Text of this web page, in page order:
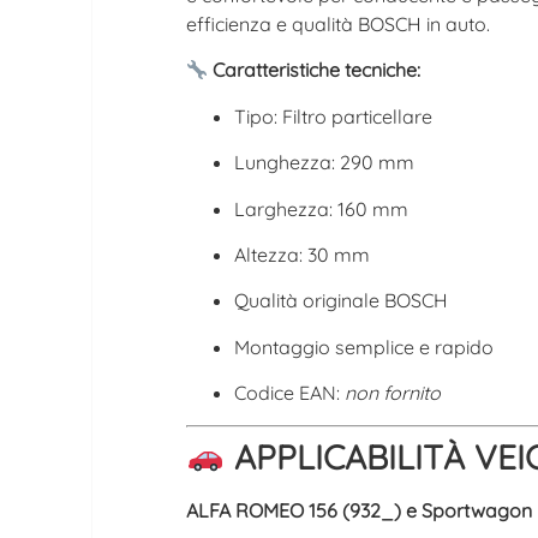
efficienza e qualità BOSCH in auto.
Caratteristiche tecniche:
Tipo: Filtro particellare
Lunghezza: 290 mm
Larghezza: 160 mm
Altezza: 30 mm
Qualità originale BOSCH
Montaggio semplice e rapido
Codice EAN: non fornito
APPLICABILITÀ
ALFA ROMEO 156 (932_) e Sportwagon